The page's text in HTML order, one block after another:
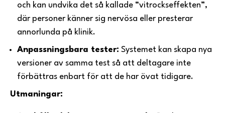
och kan undvika det så kallade “vitrockseffekten”,
där personer känner sig nervösa eller presterar
annorlunda på klinik.
Anpassningsbara tester: Systemet kan skapa nya
versioner av samma test så att deltagare inte
förbättras enbart för att de har övat tidigare.
Utmaningar: